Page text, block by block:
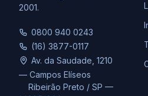
2001.
0800 940 0243
(16) 3877-0117
Av. da Saudade, 1210
— Campos Elíseos
Ribeirão Preto / SP —